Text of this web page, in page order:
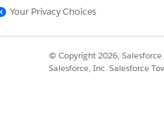
Your Privacy Choices
© Copyright 2026,
Salesforce, Inc. Salesforce